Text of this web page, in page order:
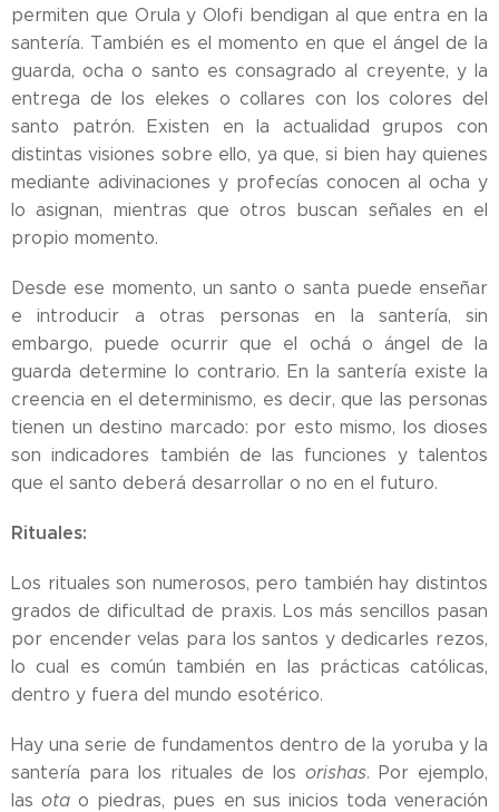
permiten que Orula y Olofi bendigan al que entra en la
santería. También es el momento en que el ángel de la
guarda, ocha o santo es consagrado al creyente, y la
entrega de los elekes o collares con los colores del
santo patrón. Existen en la actualidad grupos con
distintas visiones sobre ello, ya que, si bien hay quienes
mediante adivinaciones y profecías conocen al ocha y
lo asignan, mientras que otros buscan señales en el
propio momento.
Desde ese momento, un santo o santa puede enseñar
e introducir a otras personas en la santería, sin
embargo, puede ocurrir que el ochá o ángel de la
guarda determine lo contrario. En la santería existe la
creencia en el determinismo, es decir, que las personas
tienen un destino marcado: por esto mismo, los dioses
son indicadores también de las funciones y talentos
que el santo deberá desarrollar o no en el futuro.
Rituales:
Los rituales son numerosos, pero también hay distintos
grados de dificultad de praxis. Los más sencillos pasan
por encender velas para los santos y dedicarles rezos,
lo cual es común también en las prácticas católicas,
dentro y fuera del mundo esotérico.
Hay una serie de fundamentos dentro de la yoruba y la
santería para los rituales de los orishas. Por ejemplo,
lasota o piedras, pues en sus inicios toda veneración